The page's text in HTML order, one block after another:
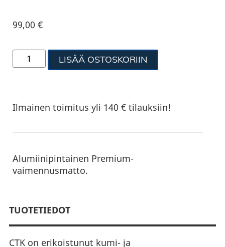
99,00€
LISÄÄ OSTOSKORIIN
Ilmainen toimitus yli 140 € tilauksiin!
Alumiinipintainen Premium-
vaimennusmatto.
TUOTETIEDOT
CTK on erikoistunut kumi- ja